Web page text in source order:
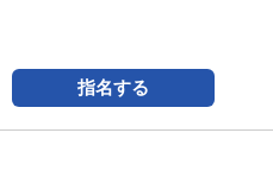
指名する